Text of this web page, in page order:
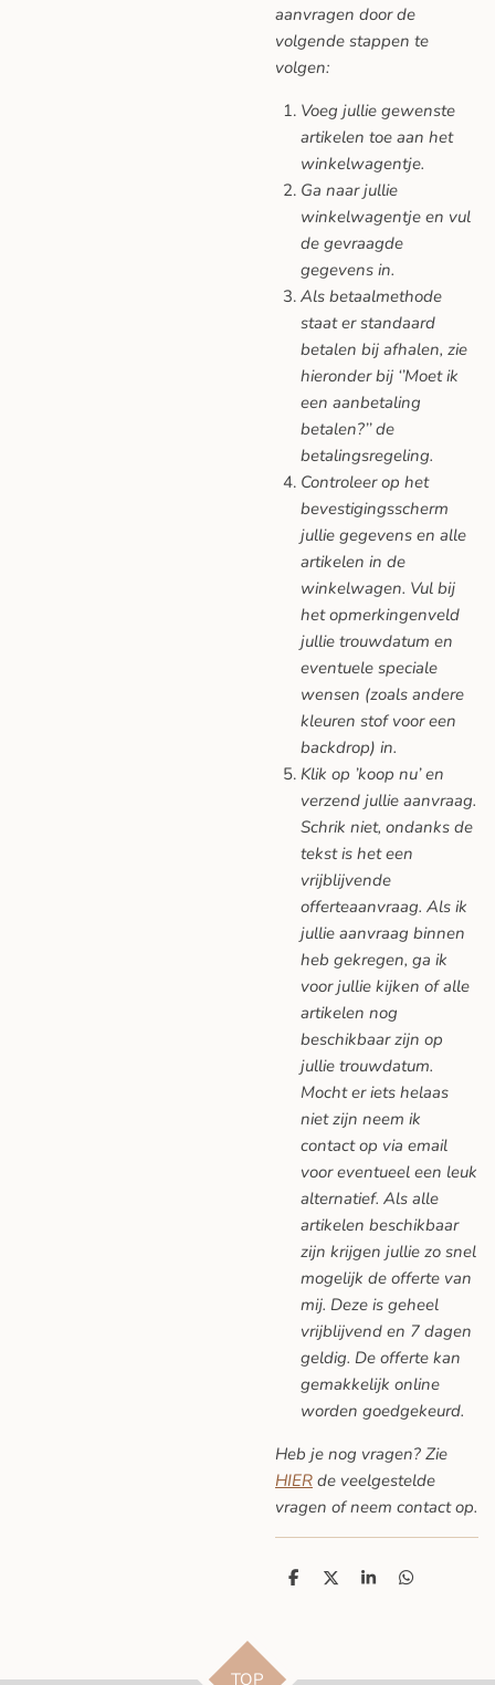
aanvragen door de
volgende stappen te
volgen:
Voeg jullie gewenste
artikelen toe aan het
winkelwagentje.
Ga naar jullie
winkelwagentje en vul
de gevraagde
gegevens in.
Als betaalmethode
staat er standaard
betalen bij afhalen, zie
hieronder bij ‘’Moet ik
een aanbetaling
betalen?’’ de
betalingsregeling.
Controleer op het
bevestigingsscherm
jullie gegevens en alle
artikelen in de
winkelwagen. Vul bij
het opmerkingenveld
jullie trouwdatum en
eventuele speciale
wensen (zoals andere
kleuren stof voor een
backdrop) in.
Klik op ’koop nu’ en
verzend jullie aanvraag.
Schrik niet, ondanks de
tekst is het een
vrijblijvende
offerteaanvraag. Als ik
jullie aanvraag binnen
heb gekregen, ga ik
voor jullie kijken of alle
artikelen nog
beschikbaar zijn op
jullie trouwdatum.
Mocht er iets helaas
niet zijn neem ik
contact op via email
voor eventueel een leuk
alternatief. Als alle
artikelen beschikbaar
zijn krijgen jullie zo snel
mogelijk de offerte van
mij. Deze is geheel
vrijblijvend en 7 dagen
geldig. De offerte kan
gemakkelijk online
worden goedgekeurd.
Heb je nog vragen? Zie
HIER de veelgestelde
vragen of neem contact op.
D
D
S
D
TOP